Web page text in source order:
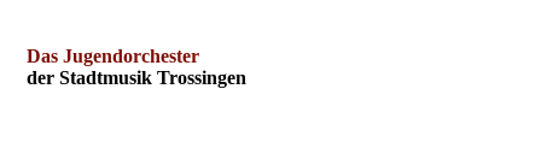
Das Jugendorchester
der Stadtmusik Trossingen